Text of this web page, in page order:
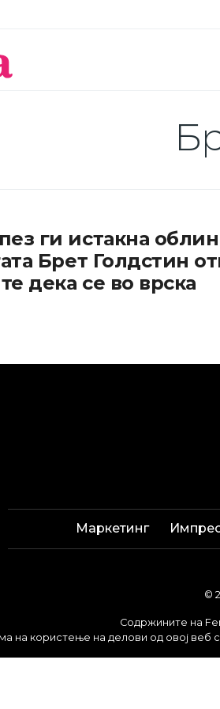
ги истакна
Брет Голдстин
дека се во врска
Маркетинг
©
Содржините на
на користење на делови од овој веб